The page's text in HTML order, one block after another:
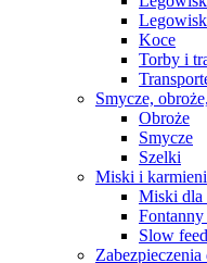
Koce
Torby i
Smycze,
Obroże
Smycze
Szelki
Miski i
Miski dla
Slow
Zabezpieczenia